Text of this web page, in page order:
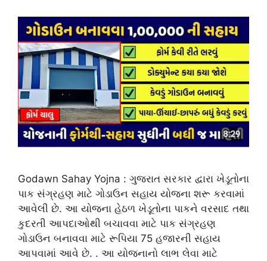
Godawn Sahay Yojna : ગુજરાત સરકાર દ્વારા ખેડૂતોના
પાક સંગ્રહણ માટે ગોડાઉન સહાય યોજના શરૂ કરવામાં
આવેલી છે. આ યોજના હેઠળ ખેડૂતોના પાકને વરસાદ તથા
કુદરતી આપદાઓથી બચાવવા માટે પાક સંગ્રહણ
ગોડાઉન બનાવવા માટે રૂપિયા 75 હજારની સહાય
આપવામાં આવે છે. . આ યોજનાનો લાભ લેવા માટે